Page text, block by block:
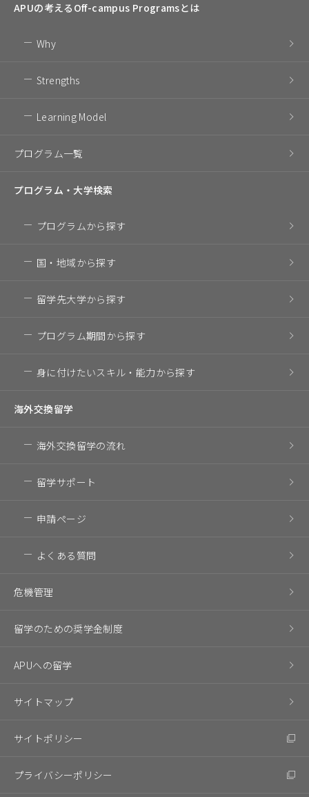
APUの考える Off-campus Programsとは
Why
Strengths
Learning Model
プログラム一覧
プログラム・大学検索
プログラムから探す
国・地域から探す
留学先大学から探す
プログラム期間から探す
身に付けたいスキル・ 能力から探す
海外交換留学
海外交換留学の流れ
留学サポート
申請ページ
よくある質問
危機管理
留学のための奨学金制度
APUへの留学
サイトマップ
サイトポリシー
プライバシーポリシー